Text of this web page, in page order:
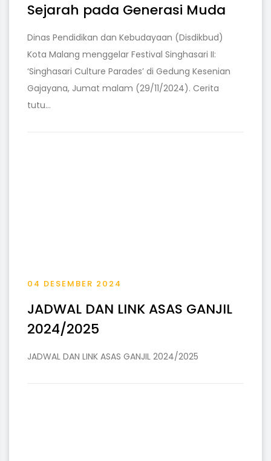
Sejarah pada Generasi Muda
Dinas Pendidikan dan Kebudayaan (Disdikbud)
Kota Malang menggelar Festival Singhasari II:
‘Singhasari Culture Parades’ di Gedung Kesenian
Gajayana, Jumat malam (29/11/2024). Cerita
tutu...
04 DESEMBER 2024
JADWAL DAN LINK ASAS GANJIL
2024/2025
JADWAL DAN LINK ASAS GANJIL 2024/2025